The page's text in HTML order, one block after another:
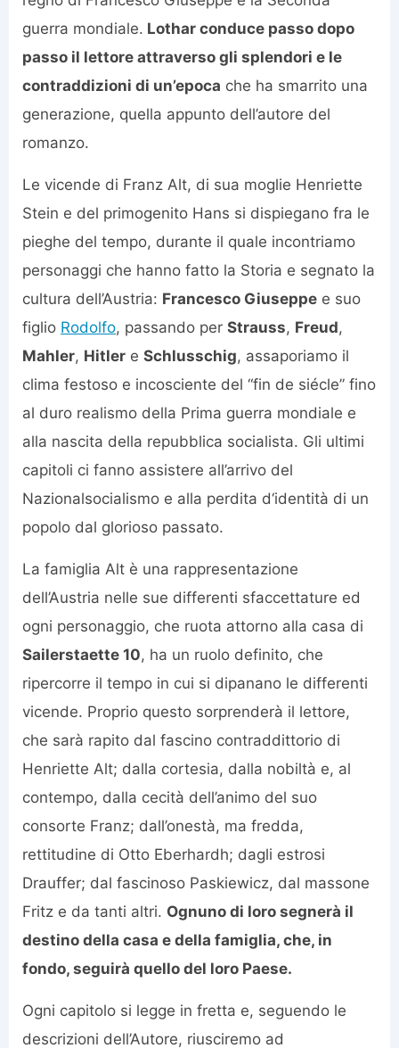
guerra mondiale. Lothar conduce passo dopo
passo il lettore attraverso gli splendori e le
contraddizioni di un’epoca che ha smarrito una
generazione, quella appunto dell’autore del
romanzo.
Le vicende di Franz Alt, di sua moglie Henriette
Stein e del primogenito Hans si dispiegano fra le
pieghe del tempo, durante il quale incontriamo
personaggi che hanno fatto la Storia e segnato la
cultura dell’Austria: Francesco Giuseppe e suo
figlio Rodolfo, passando per Strauss, Freud,
Mahler, Hitler e Schlusschig, assaporiamo il
clima festoso e incosciente del “fin de siécle” fino
al duro realismo della Prima guerra mondiale e
alla nascita della repubblica socialista. Gli ultimi
capitoli ci fanno assistere all’arrivo del
Nazionalsocialismo e alla perdita d‘identità di un
popolo dal glorioso passato.
La famiglia Alt è una rappresentazione
dell’Austria nelle sue differenti sfaccettature ed
ogni personaggio, che ruota attorno alla casa di
Sailerstaette 10, ha un ruolo definito, che
ripercorre il tempo in cui si dipanano le differenti
vicende. Proprio questo sorprenderà il lettore,
che sarà rapito dal fascino contraddittorio di
Henriette Alt; dalla cortesia, dalla nobiltà e, al
contempo, dalla cecità dell’animo del suo
consorte Franz; dall’onestà, ma fredda,
rettitudine di Otto Eberhardh; dagli estrosi
Drauffer; dal fascinoso Paskiewicz, dal massone
Fritz e da tanti altri. Ognuno di loro segnerà il
destino della casa e della famiglia, che, in
fondo, seguirà quello del loro Paese.
Ogni capitolo si legge in fretta e, seguendo le
descrizioni dell’Autore, riusciremo ad